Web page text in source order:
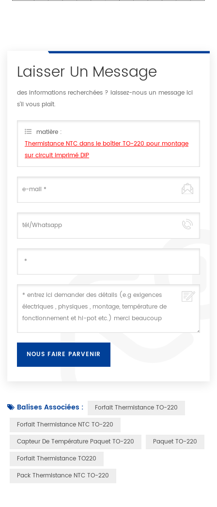
Laisser Un Message
des informations recherchées ? laissez-nous un message ici
s'il vous plaît.
matière :
Thermistance NTC dans le boîtier TO-220 pour montage
sur circuit imprimé DIP
Balises Associées :
Forfait Thermistance TO-220
Forfait Thermistance NTC TO-220
Capteur De Température Paquet TO-220
Paquet TO-220
Forfait Thermistance TO220
Pack Thermistance NTC TO-220